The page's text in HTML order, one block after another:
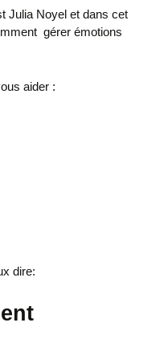
Julia Noyel et dans cet
gérer émotions
aider :
dire: